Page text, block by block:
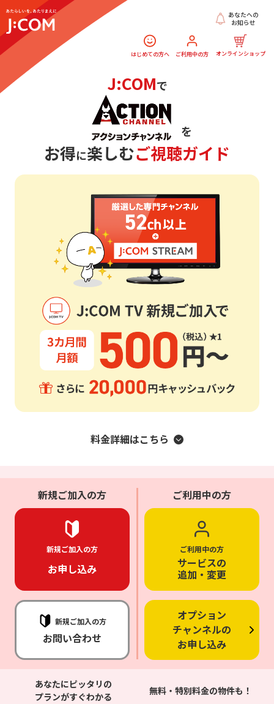
はじめての方へ ご利用中の方 オンラインショップ
あなたへの
お知らせ
J:COMで
を
お得に楽しむご視聴ガイド
料金詳細はこちら
新規ご加入の方
新規ご加入の方
お申し込み
新規ご加入の方
お問い合わせ
ご利用中の方
ご利用中の方
サービスの
追加・変更
オプション
チャンネルの
お申し込み
あなたにピッタリの
プランがすぐわかる
無料・特別料金の物件も！